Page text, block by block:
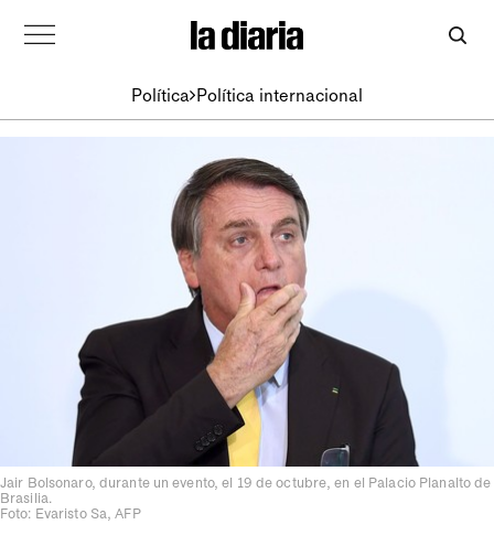
Política Política internacional
Jair Bolsonaro, durante un evento, el 19 de octubre, en el Palacio Planalto de
Brasilia.
Foto: Evaristo Sa, AFP